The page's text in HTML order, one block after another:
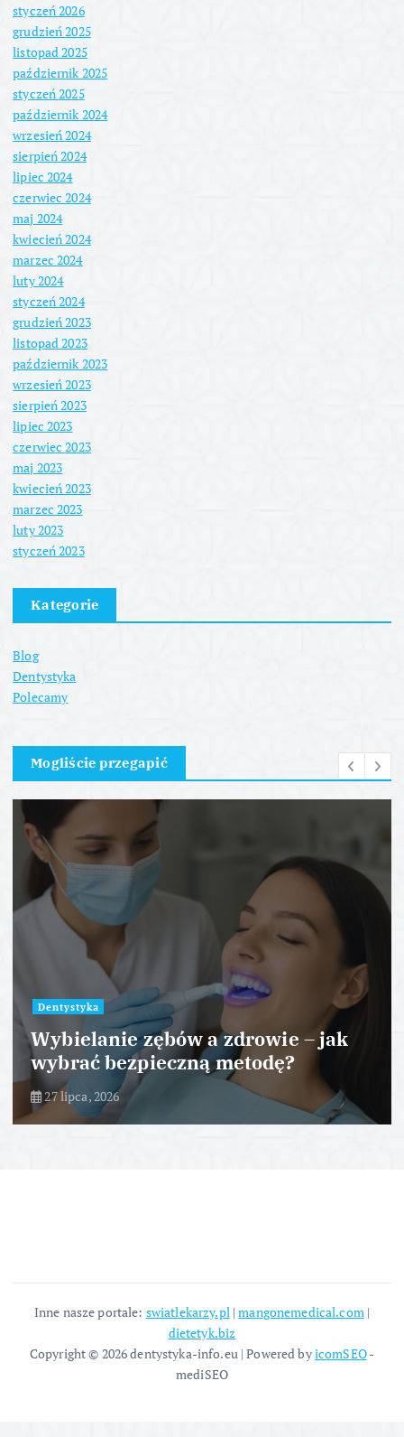
styczeń 2026
grudzień 2025
listopad 2025
październik 2025
styczeń 2025
październik 2024
wrzesień 2024
sierpień 2024
lipiec 2024
czerwiec 2024
maj 2024
kwiecień 2024
marzec 2024
luty 2024
styczeń 2024
grudzień 2023
listopad 2023
październik 2023
wrzesień 2023
sierpień 2023
lipiec 2023
czerwiec 2023
maj 2023
kwiecień 2023
marzec 2023
luty 2023
styczeń 2023
Kategorie
Blog
Dentystyka
Polecamy
Mogliście przegapić
Dentystyka
Wybielanie zębów a zdrowie – jak
wybrać bezpieczną metodę?
27 lipca, 2026
Inne nasze portale: swiatlekarzy.pl |mangonemedical.com |
dietetyk.biz
Copyright © 2026 dentystyka-info.eu | Powered byicomSEO-
mediSEO